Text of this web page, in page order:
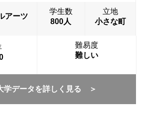
アーツ
学生数
800人
立地
小さな町
難易度
難しい
学データを詳しく見る ＞